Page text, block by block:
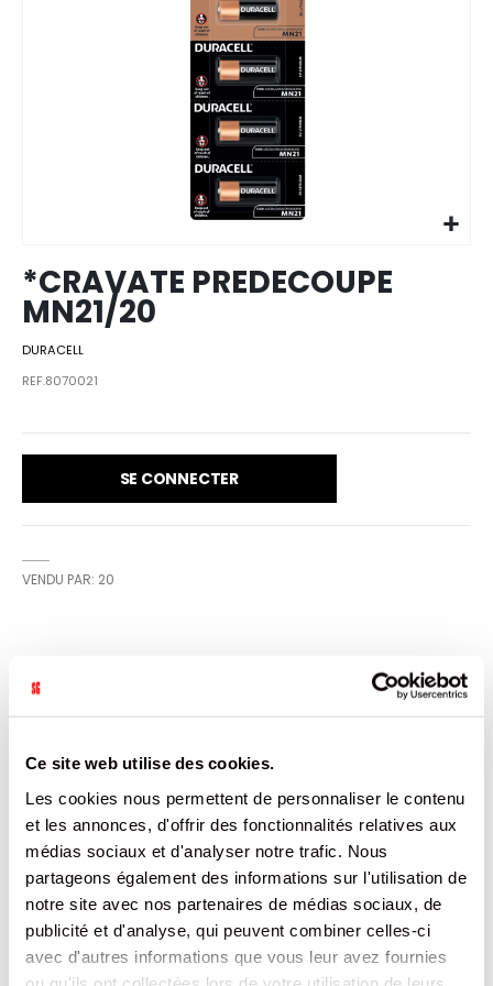
Ce site web utilise des cookies.
Les cookies nous permettent de personnaliser le contenu
et les annonces, d'offrir des fonctionnalités relatives aux
médias sociaux et d'analyser notre trafic. Nous
partageons également des informations sur l'utilisation de
notre site avec nos partenaires de médias sociaux, de
publicité et d'analyse, qui peuvent combiner celles-ci
avec d'autres informations que vous leur avez fournies
images
gallery
*CRAVATE PREDECOUPE
MN21/20
DURACELL
REF.8070021
SE CONNECTER
VENDU PAR: 20
d’informations
20
Non
4 CRAVATES DE 5 Pieces EAN
5000394034037
5
4.6
DURACELL
0.111
DOCUMENTATION